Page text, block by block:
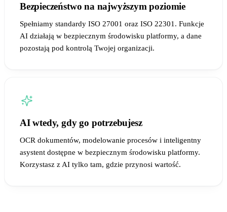
Bezpieczeństwo na najwyższym poziomie
Spełniamy standardy ISO 27001 oraz ISO 22301. Funkcje
AI działają w bezpiecznym środowisku platformy, a dane
pozostają pod kontrolą Twojej organizacji.
AI wtedy, gdy go potrzebujesz
OCR dokumentów, modelowanie procesów i inteligentny
asystent dostępne w bezpiecznym środowisku platformy.
Korzystasz z AI tylko tam, gdzie przynosi wartość.